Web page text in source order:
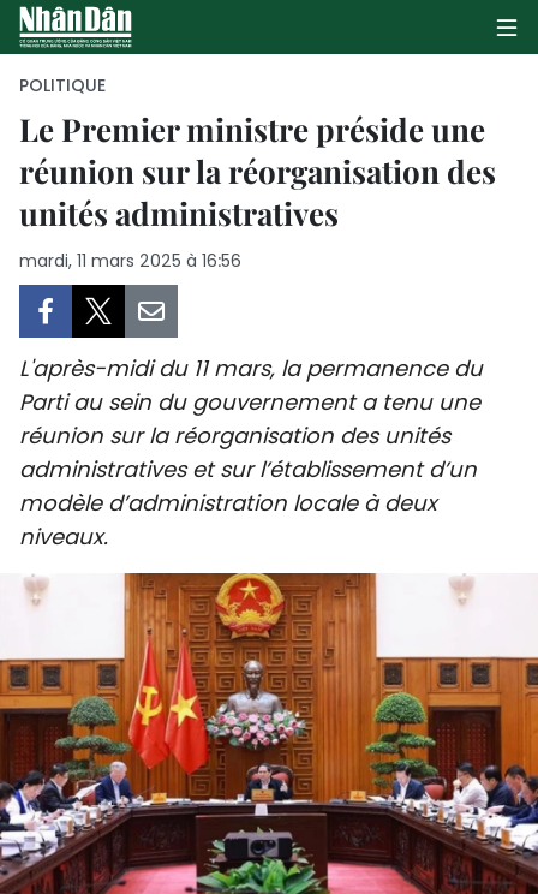
PAGE D'ACCUEIL
POLITIQUE
CULTURE
TOURISME
ENVIRONNEMENT
SPORT
FRANCOPHONIE
PAYS NATAL
INTERNATIONAL
MÉGASTORIE
INFOGRAPHIE
POLITIQUE
Le Premier ministre préside une
réunion sur la réorganisation des
unités administratives
mardi, 11 mars 2025 à 16:56
L'après-midi du 11 mars, la permanence du
Parti au sein du gouvernement a tenu une
réunion sur la réorganisation des unités
administratives et sur l’établissement d’un
modèle d’administration locale à deux
niveaux.